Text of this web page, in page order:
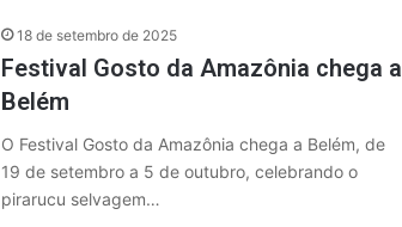
18 de setembro de 2025
Festival Gosto da Amazônia chega a
Belém
O Festival Gosto da Amazônia chega a Belém, de
19 de setembro a 5 de outubro, celebrando o
pirarucu selvagem…